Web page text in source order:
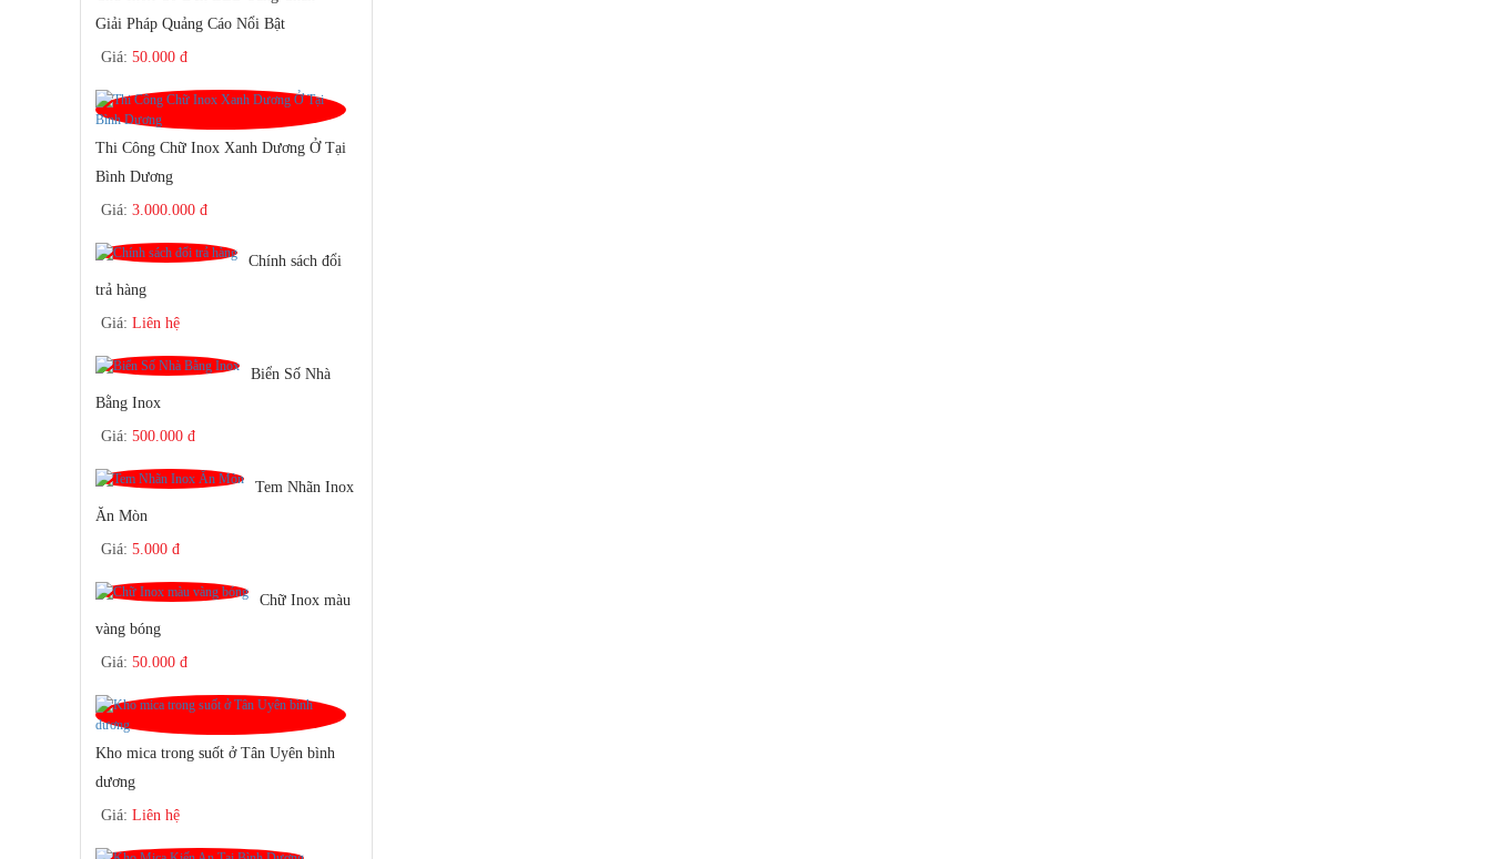
Giải Pháp Quảng Cáo Nổi Bật
Giá: 50.000 đ
Thi Công Chữ Inox Xanh Dương Ở Tại
Bình Dương
Giá: 3.000.000 đ
Chính sách đổi
trả hàng
Giá: Liên hệ
Biển Số Nhà
Bằng Inox
Giá: 500.000 đ
Tem Nhãn Inox
Ăn Mòn
Giá: 5.000 đ
Chữ Inox màu
vàng bóng
Giá: 50.000 đ
Kho mica trong suốt ở Tân Uyên bình
dương
Giá: Liên hệ